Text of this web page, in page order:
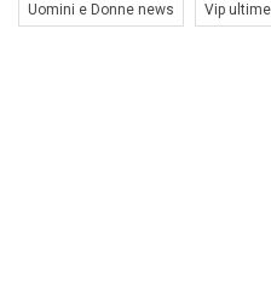
Uomini e Donne news Vip